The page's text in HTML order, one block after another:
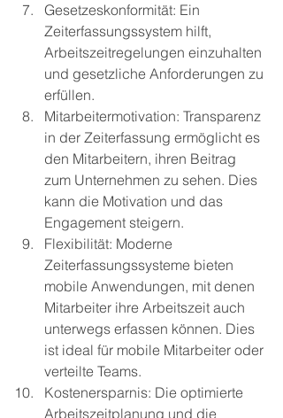
Gesetzeskonformität: Ein
Zeiterfassungssystem hilft,
Arbeitszeitregelungen einzuhalten
und gesetzliche Anforderungen zu
erfüllen.
Mitarbeitermotivation: Transparenz
in der Zeiterfassung ermöglicht es
den Mitarbeitern, ihren Beitrag
zum Unternehmen zu sehen. Dies
kann die Motivation und das
Engagement steigern.
Flexibilität: Moderne
Zeiterfassungssysteme bieten
mobile Anwendungen, mit denen
Mitarbeiter ihre Arbeitszeit auch
unterwegs erfassen können. Dies
ist ideal für mobile Mitarbeiter oder
verteilte Teams.
Kostenersparnis: Die optimierte
Arbeitszeitplanung und die